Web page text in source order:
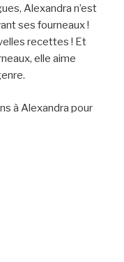
Alexandra n’est
ses fourneaux !
recettes ! Et
elle aime
à Alexandra pour